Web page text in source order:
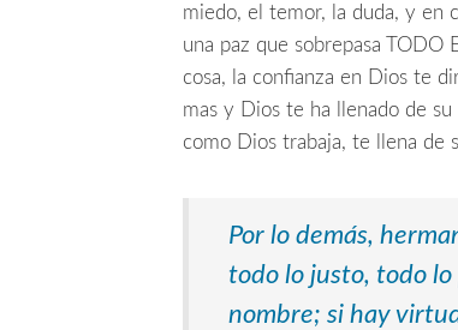
miedo, el temor, la duda, y en
una paz que sobrepasa TODO
cosa, la confianza en Dios te
mas y Dios te ha llenado de
como Dios trabaja, te llena de
Por lo demás,
todo lo justo, todo
nombre; si hay